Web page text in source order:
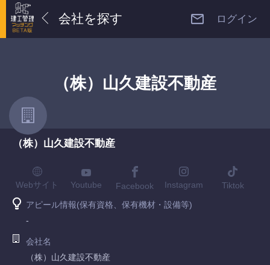
会社を探す ログイン
（株）山久建設不動産
（株）山久建設不動産
Webサイト Youtube Facebook Instagram Tiktok
アピール情報(保有資格、保有機材・設備等)
-
会社名
（株）山久建設不動産